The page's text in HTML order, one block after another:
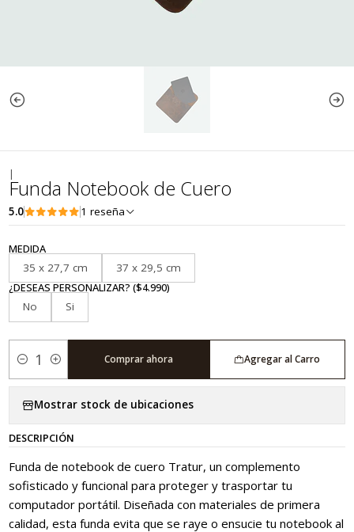
|
Funda Notebook de Cuero
5.0 1 reseña
MEDIDA
35 x 27,7 cm
37 x 29,5 cm
¿DESEAS PERSONALIZAR? ($4.990)
No
Si
Cantidad
Agregar al Carro
Comprar ahora
Mostrar stock de ubicaciones
DESCRIPCIÓN
Funda de notebook de cuero Tratur, un complemento
sofisticado y funcional para proteger y trasportar tu
computador portátil. Diseñada con materiales de primera
calidad, esta funda evita que se raye o ensucie tu notebook al